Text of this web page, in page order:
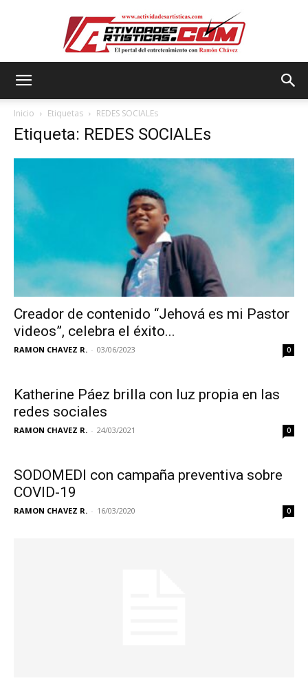
Inicio Etiquetas REDES SOCIALEs
Etiqueta: REDES SOCIALEs
Creador de contenido “Jehová es mi Pastor
videos”, celebra el éxito...
RAMON CHAVEZ R. - 03/06/2023 0
Katherine Páez brilla con luz propia en las
redes sociales
RAMON CHAVEZ R. - 24/03/2021 0
SODOMEDI con campaña preventiva sobre
COVID-19
RAMON CHAVEZ R. - 16/03/2020 0